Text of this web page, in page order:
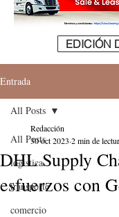
EDICIÓN
Entrada
All Posts
logistica
transporte
comercio
All Posts
DHL Supply
esfuerzos con
Redacción
30 oct 2023 2 min de